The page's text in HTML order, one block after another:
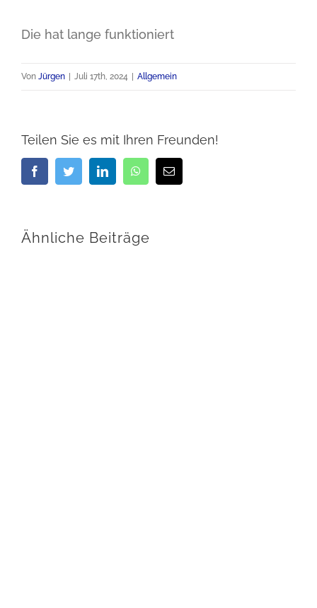
Die hat lange funktioniert
Von Jürgen Juli 17th, 2024 Allgemein
Teilen Sie es mit Ihren Freunden!
FacebookTwitterLinkedIn WhatsApp
E-
Mail
Ähnliche Beiträge